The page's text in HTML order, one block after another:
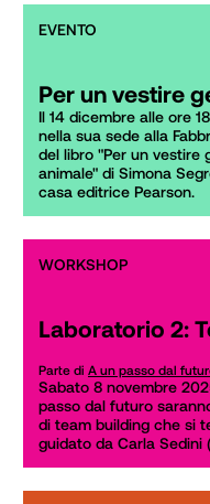
EVENTO
Per un vestire
Il 14 dicembre alle ore
nella sua sede alla
del libro "Per un vestire
animale" di Simona
casa editrice Pearson.
WORKSHOP
Laboratorio 2:
Parte di A un passo dal
Sabato 8 novembre
passo dal futuro
di team building che si
guidato da Carla Sedini